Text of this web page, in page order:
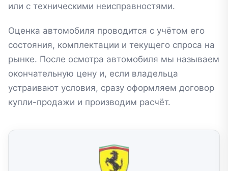
или с техническими неисправностями.
Оценка автомобиля проводится с учётом его
состояния, комплектации и текущего спроса на
рынке. После осмотра автомобиля мы называем
окончательную цену и, если владельца
устраивают условия, сразу оформляем договор
купли-продажи и производим расчёт.